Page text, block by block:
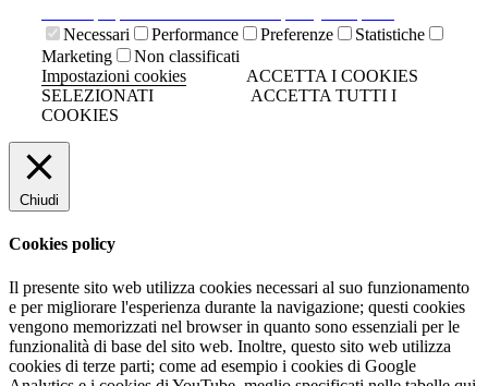
Necessari
Performance Preferenze
Statistiche
Marketing
Non classificati
Impostazioni cookies
ACCETTA I COOKIES
SELEZIONATI
ACCETTA TUTTI I
COOKIES
Chiudi
Cookies policy
Il presente sito web utilizza cookies necessari al suo funzionamento
e per migliorare l'esperienza durante la navigazione; questi cookies
vengono memorizzati nel browser in quanto sono essenziali per le
funzionalità di base del sito web. Inoltre, questo sito web utilizza
cookies di terze parti; come ad esempio i cookies di Google